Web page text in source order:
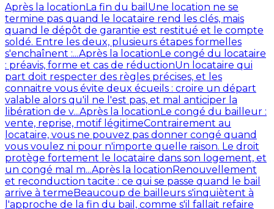
Après la locationLa fin du bail Une location ne se
termine pas quand le locataire rend les clés, mais
quand le dépôt de garantie est restitué et le compte
soldé. Entre les deux, plusieurs étapes formelles
s'enchaînent :...Après la locationLe congé du locataire
: préavis, forme et cas de réductionUn locataire qui
part doit respecter des règles précises, et les
connaitre vous évite deux écueils : croire un départ
valable alors qu'il ne l'est pas, et mal anticiper la
libération de v...Après la locationLe congé du bailleur :
vente, reprise, motif légitimeContrairement au
locataire, vous ne pouvez pas donner congé quand
vous voulez ni pour n'importe quelle raison. Le droit
protège fortement le locataire dans son logement, et
un congé mal m...Après la locationRenouvellement
et reconduction tacite : ce qui se passe quand le bail
arrive à termeBeaucoup de bailleurs s'inquiètent à
l'approche de la fin du bail, comme s'il fallait refaire